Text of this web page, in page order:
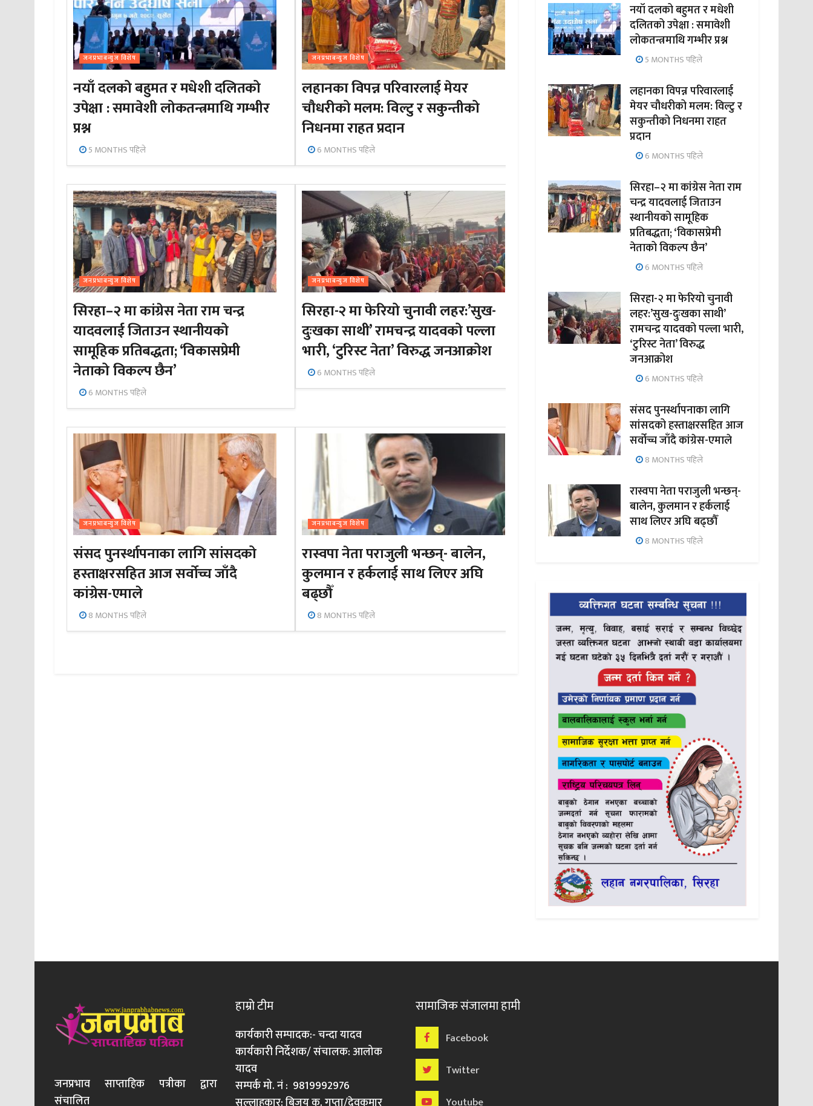
जनप्रभाबन्युज विशेष
नयाँ दलको बहुमत र मधेशी दलितको
उपेक्षा : समावेशी लोकतन्त्रमाथि गम्भीर
प्रश्न
5 MONTHS पहिले
जनप्रभाबन्युज विशेष
लहानका विपन्न परिवारलाई मेयर
चौधरीको मलम: विल्टु र सकुन्तीको
निधनमा राहत प्रदान
6 MONTHS पहिले
जनप्रभाबन्युज विशेष
सिरहा–२ मा कांग्रेस नेता राम चन्द्र
यादवलाई जिताउन स्थानीयको
सामूहिक प्रतिबद्धता; ‘विकासप्रेमी
नेताको विकल्प छैन’
6 MONTHS पहिले
जनप्रभाबन्युज विशेष
सिरहा-२ मा फेरियो चुनावी लहर:’सुख-
दुःखका साथी’ रामचन्द्र यादवको पल्ला
भारी, ‘टुरिस्ट नेता’ विरुद्ध जनआक्रोश
6 MONTHS पहिले
जनप्रभाबन्युज विशेष
संसद पुनर्स्थापनाका लागि सांसदको
हस्ताक्षरसहित आज सर्वोच्च जाँदै
कांग्रेस-एमाले
8 MONTHS पहिले
जनप्रभाबन्युज विशेष
रास्वपा नेता पराजुली भन्छन्- बालेन,
कुलमान र हर्कलाई साथ लिएर अघि
बढ्छौँ
8 MONTHS पहिले
नयाँ दलको बहुमत र मधेशी
दलितको उपेक्षा : समावेशी
लोकतन्त्रमाथि गम्भीर प्रश्न
5 MONTHS पहिले
लहानका विपन्न परिवारलाई
मेयर चौधरीको मलम: विल्टु र
सकुन्तीको निधनमा राहत
प्रदान
6 MONTHS पहिले
सिरहा–२ मा कांग्रेस नेता राम
चन्द्र यादवलाई जिताउन
स्थानीयको सामूहिक
प्रतिबद्धता; ‘विकासप्रेमी
नेताको विकल्प छैन’
6 MONTHS पहिले
सिरहा-२ मा फेरियो चुनावी
लहर:’सुख-दुःखका साथी’
रामचन्द्र यादवको पल्ला भारी,
‘टुरिस्ट नेता’ विरुद्ध
जनआक्रोश
6 MONTHS पहिले
संसद पुनर्स्थापनाका लागि
सांसदको हस्ताक्षरसहित आज
सर्वोच्च जाँदै कांग्रेस-एमाले
8 MONTHS पहिले
रास्वपा नेता पराजुली भन्छन्-
बालेन, कुलमान र हर्कलाई
साथ लिएर अघि बढ्छौँ
8 MONTHS पहिले
जनप्रभाव साप्ताहिक पत्रीका द्वारा
संचालित
हाम्रो टीम
कार्यकारी सम्पादक:- चन्दा यादव
कार्यकारी निर्देशक/ संचालक: आलोक
यादव
सम्पर्क मो. नं : 9819992976
सामाजिक संजालमा हामी
Facebook
Twitter
Youtube